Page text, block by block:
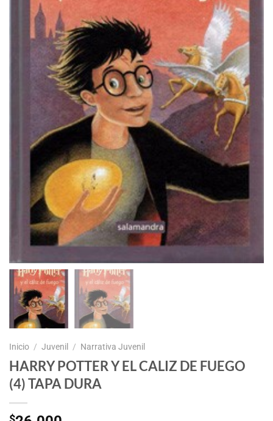
Inicio / Juvenil / Narrativa Juvenil
HARRY POTTER Y EL CALIZ DE FUEGO
(4) TAPA DURA